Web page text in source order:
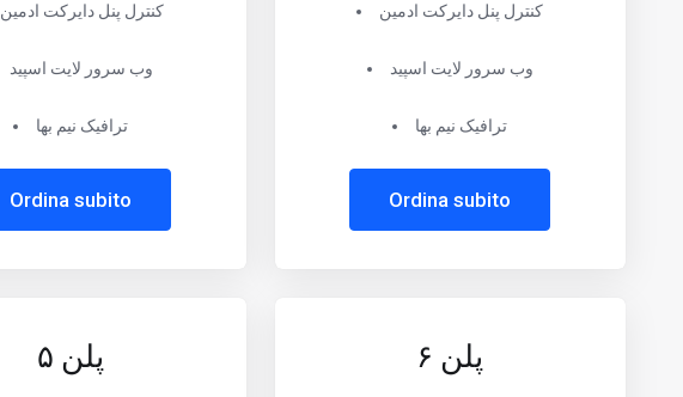
کنترل پنل دایرکت ادمین
وب سرور لایت اسپید
ترافیک نیم بها
Ordina subito
کنترل پنل دایرکت ادمین
وب سرور لایت اسپید
ترافیک نیم بها
Ordina subito
پلن ۵ پلن ۶